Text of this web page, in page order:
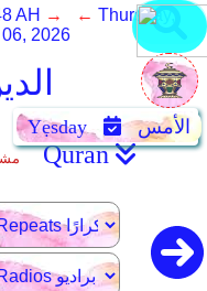
AH → ← Thursday,
2026
Yẹsday الأمس
Quran